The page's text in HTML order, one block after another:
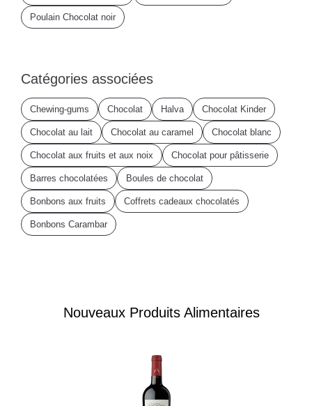
Nouveaux Produits Alimentaires
Poulain Chocolat noir
Catégories associées
Chewing-gums Chocolat Halva Chocolat Kinder
Chocolat au lait Chocolat au caramel Chocolat blanc
Chocolat aux fruits et aux noix Chocolat pour pâtisserie
Barres chocolatées Boules de chocolat
Bonbons aux fruits Coffrets cadeaux chocolatés
Bonbons Carambar